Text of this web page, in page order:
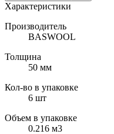
Характеристики
Производитель
BASWOOL
Толщина
50 мм
Кол-во в упаковке
6 шт
Объем в упаковке
0.216 м3